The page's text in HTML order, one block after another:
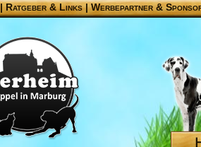
|Ratgeber & Links|Werbepartner &